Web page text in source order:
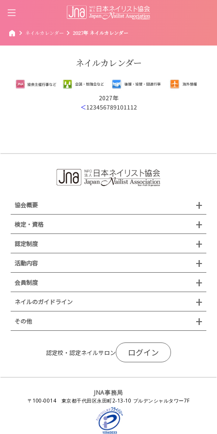
home chevron_right ネイルカレンダー chevron_right 2027年 ネイルカレンダー
ネイルカレンダー
2027年
＜1234567891011 12
協会概要
組織概要
所在地
プレスリリース
叙勲・褒章・受賞・表彰
通常総会について
検定・資格
検定試験
JNAフットケア理論検定試験
ネイリスト技能検定試験（JNEC主催）
JNAネイリスト技能検定国際試験
JNAネイリストキャリアパス講習会
JNAオフィシャル教材
認定制度
認定制度
認定校
活動内容
ネイルエキスポ
ネイルオブザイヤー
全日本ネイリスト選手権・地区大会
11月ネイル月間
セミナー
セミナー
JNAスーパーライブ
ネイルサロン衛生管理士講習会
JNAネイルサロン等化学物質管理講習会
ネイルサロン向けセミナー
ネイルトレンド
ネイルトレンド
トレンドプロジェクトメンバー
会員制度
会員制度
法人会員
ネイルのガイドライン
新型コロナ感染症関連
コンプライアンス／法令遵守
瞬間接着剤の使用について
EUにおけるTPO成分を含む化粧品の市場提供禁止について
景品表示法に基づく措置命令について
その他
サポートネイルサロン制度
教材・書籍・刊行物
認定校・認定ネイルサロン ログイン
JNA事務局
〒100-0014 東京都千代田区永田町2-13-10 プルデンシャルタワー7F